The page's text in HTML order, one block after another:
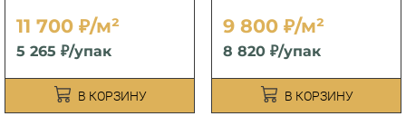
11 700 ₽/м²
5 265 ₽/упак
В КОРЗИНУ
9 800 ₽/м²
8 820 ₽/упак
В КОРЗИНУ